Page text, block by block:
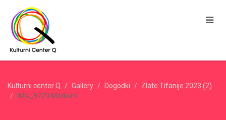
Kulturni center Q Gallery Dogodki
Zlate Tifanije 2023 (2)
IMG_8720 Medium